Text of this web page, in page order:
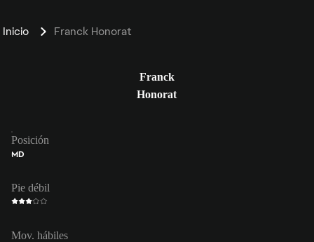
Inicio Franck Honorat
Franck
Honorat
Posición
MD
Pie débil
Mov. hábiles